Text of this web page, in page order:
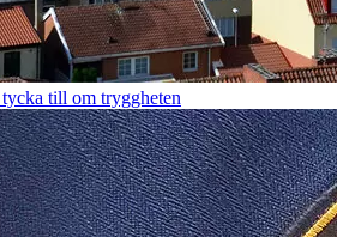
till om tryggheten